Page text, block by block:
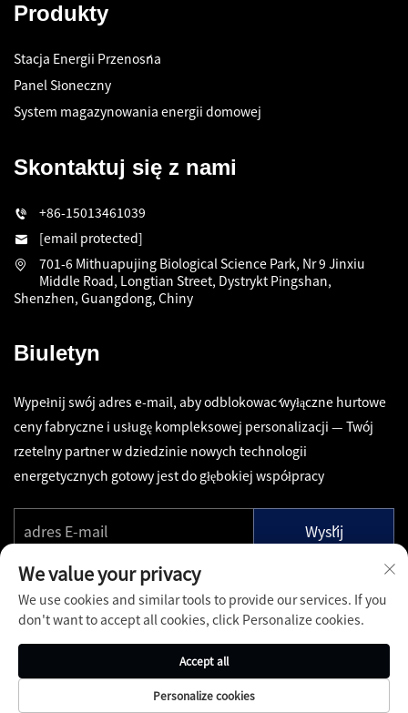
Produkty
Stacja Energii Przenośna
Panel Słoneczny
System magazynowania energii domowej
Skontaktuj się z nami
+86-15013461039
[email protected]
701-6 Mithuapujing Biological Science Park, Nr 9 Jinxiu
Middle Road, Longtian Street, Dystrykt Pingshan,
Shenzhen, Guangdong, Chiny
Biuletyn
Wypełnij swój adres e-mail, aby odblokować wyłączne hurtowe
ceny fabryczne i usługę kompleksowej personalizacji — Twój
rzetelny partner w dziedzinie nowych technologii
energetycznych gotowy jest do głębokiej współpracy
Wyślij
Copyright © Shenzhen Pinfang Chuangfu Technology Co., Ltd.
Wszelkie prawa zastrzeżone -
O nas
Kontakt Usługi
We value your privacy
We use cookies and similar tools to provide our services. If you
don't want to accept all cookies, click Personalize cookies.
Personalize cookies
Accept all